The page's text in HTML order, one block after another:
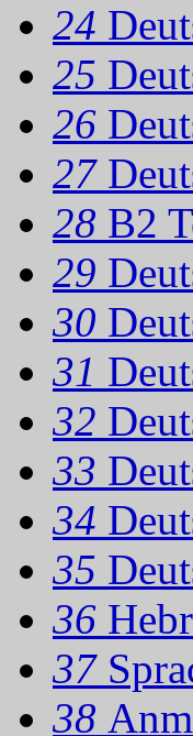
24
25
26
27
28 B2
29
30
31
32
33
34
35
36
37
38